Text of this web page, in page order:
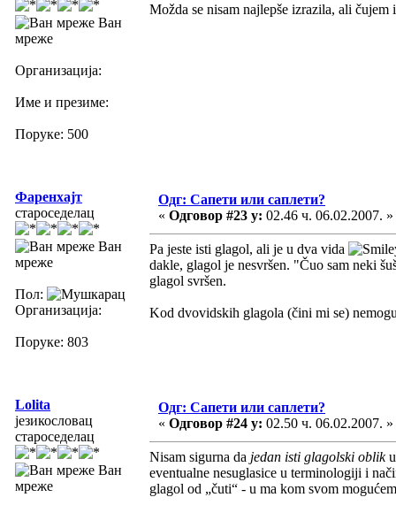
Ван
мреже
Организација:
Име и презиме:
Поруке: 500
Možda se nisam najlepše izrazila, ali
Фаренхајт
староседелац
Ван
мреже
Пол:
Организација:
Поруке: 803
Одг: Сапети или саплети?
« Одговор #23 у: 02.46 ч. 06.02.2007. »
Pa jeste isti glagol, ali je u dva vida
dakle, glagol je nesvršen. "Čuo sam neki
glagol svršen.
Kod dvovidskih glagola (čini mi se)
Lolita
језикословац
староседелац
Ван
мреже
Одг: Сапети или саплети?
« Одговор #24 у: 02.50 ч. 06.02.2007. »
Nisam sigurna da jedan isti glagolski obliku
eventualne nesuglasice u terminologiji i
glagol od „čuti“ - u ma kom svom